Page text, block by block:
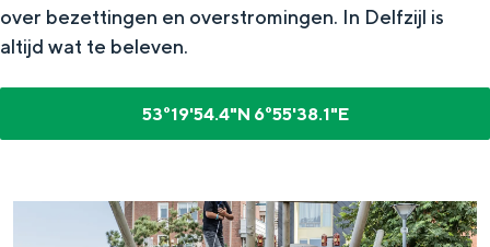
bezienswaardigheden
In Groningen ligt het allemaal opvallend
weidsheid van het ommeland en de
sporen van een eeuwenoud verleden.
over bezettingen en overstromingen. In Delfzijl is
altijd wat te beleven.
53°19'54.4"N 6°55'38.1"E